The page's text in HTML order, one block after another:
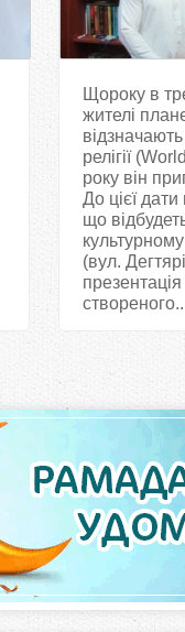
Щороку в
жителі
релігії
року він
До цієї
що
(вул.